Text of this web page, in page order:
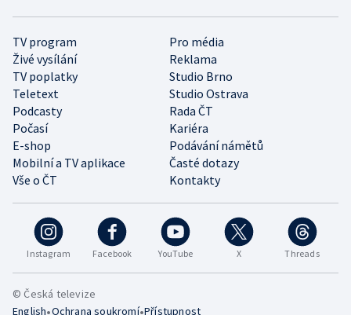
Instagram Facebook YouTube X Threads
TV program
Pro média
Živé vysílání
Reklama
TV poplatky
Studio Brno
Teletext
Studio Ostrava
Podcasty
Rada ČT
Počasí
Kariéra
E-shop
Podávání námětů
Mobilní a TV aplikace
Časté dotazy
Vše o ČT
Kontakty
© Česká televize
English•Ochrana soukromí•Přístupnost